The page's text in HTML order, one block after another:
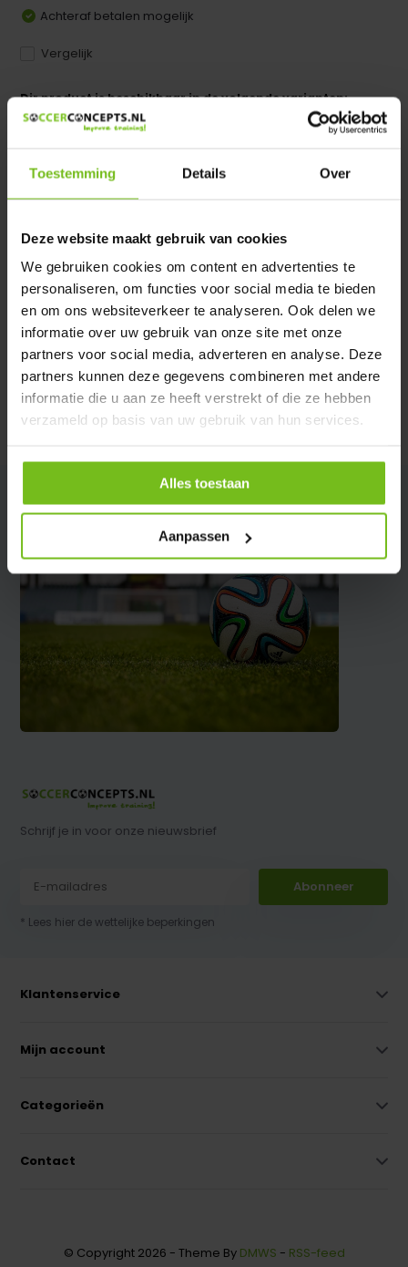
Toestemming Details Over
Deze website maakt gebruik van cookies
We gebruiken cookies om content en advertenties te
personaliseren, om functies voor social media te bieden
en om ons websiteverkeer te analyseren. Ook delen we
informatie over uw gebruik van onze site met onze
partners voor social media, adverteren en analyse. Deze
partners kunnen deze gegevens combineren met andere
informatie die u aan ze heeft verstrekt of die ze hebben
verzameld op basis van uw gebruik van hun services.
Alles toestaan
Aanpassen
Achteraf betalen mogelijk
Vergelijk
Dir product is beschikbaar in de volgende varianten:
We helpen u graag met meer informatie
Verstuur email
Productomschrijving
Specificaties
Reviews
Delen
Schrijf je in voor onze nieuwsbrief
Abonneer
* Lees hier de wettelijke beperkingen
Klantenservice
Mijn account
Categorieën
Contact
© Copyright 2026 - Theme By DMWS - RSS-feed